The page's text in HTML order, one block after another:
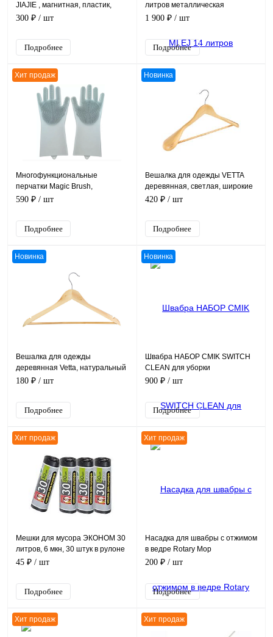
JIAJIE , магнитная, пластик,
синяя
300 ₽ / шт
Подробнее
литров металлическая
центрифуга (серо-оранжевое
1 900 ₽ / шт
Подробнее
Хит продаж
Многофункциональные
перчатки Magic Brush,
силиконовые, щетка
590 ₽ / шт
Подробнее
Новинка
Вешалка для одежды VETTA
деревянная, светлая, широкие
плечи, хром, размер 45х5,5 см
420 ₽ / шт
Подробнее
Новинка
Вешалка для одежды
деревянная Vetta, натуральный
цвет, хром, эко, 45 см
180 ₽ / шт
Подробнее
Новинка
Швабра НАБОР CMIK SWITCH
CLEAN для уборки
900 ₽ / шт
Подробнее
Хит продаж
Мешки для мусора ЭКОНОМ 30
литров, 6 мкн, 30 штук в рулоне
45 ₽ / шт
Подробнее
Хит продаж
Насадка для швабры с отжимом
в ведре Rotary Mop
200 ₽ / шт
Подробнее
Хит продаж Хит продаж